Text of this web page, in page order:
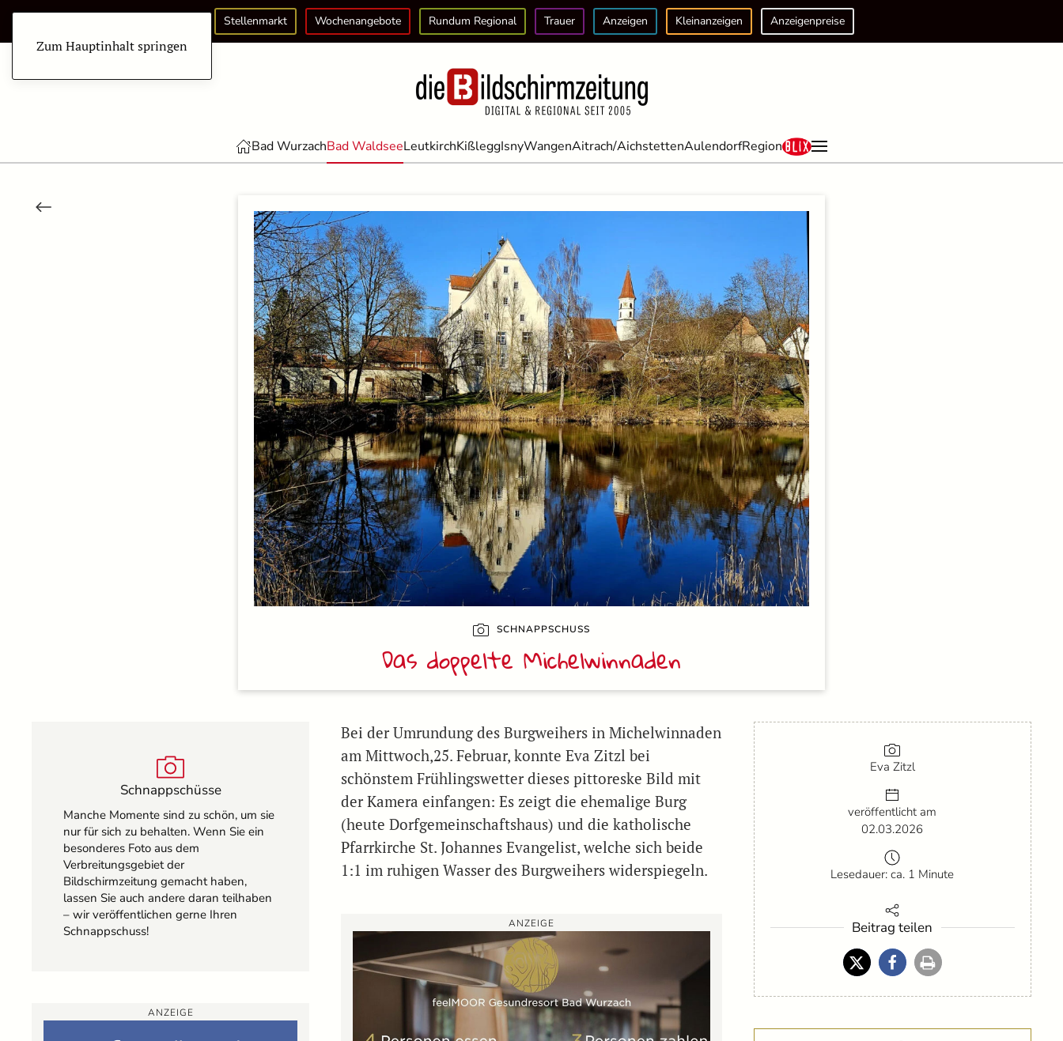
Zum Hauptinhalt springen
Stellenmarkt Wochenangebote Rundum Regional Trauer Anzeigen Kleinanzeigen Anzeigenpreise
Bad WurzachBad WaldseeLeutkirchKißleggIsnyWangenAitrach/AichstettenAulendorfRegion
SCHNAPPSCHUSS
Das doppelte Michelwinnaden
Schnappschüsse
Manche Momente sind zu schön, um sie
nur für sich zu behalten. Wenn Sie ein
besonderes Foto aus dem
Verbreitungsgebiet der
Bildschirmzeitung gemacht haben,
lassen Sie auch andere daran teilhaben
– wir veröffentlichen gerne Ihren
Schnappschuss!
ANZEIGE
Bei der Umrundung des Burgweihers in Michelwinnaden
am Mittwoch,25. Februar, konnte Eva Zitzl bei
schönstem Frühlingswetter dieses pittoreske Bild mit
der Kamera einfangen: Es zeigt die ehemalige Burg
(heute Dorfgemeinschaftshaus) und die katholische
Pfarrkirche St. Johannes Evangelist, welche sich beide
1:1 im ruhigen Wasser des Burgweihers widerspiegeln.
ANZEIGE
Eva Zitzl
veröffentlicht am
02.03.2026
Lesedauer: ca. 1 Minute
Beitrag teilen